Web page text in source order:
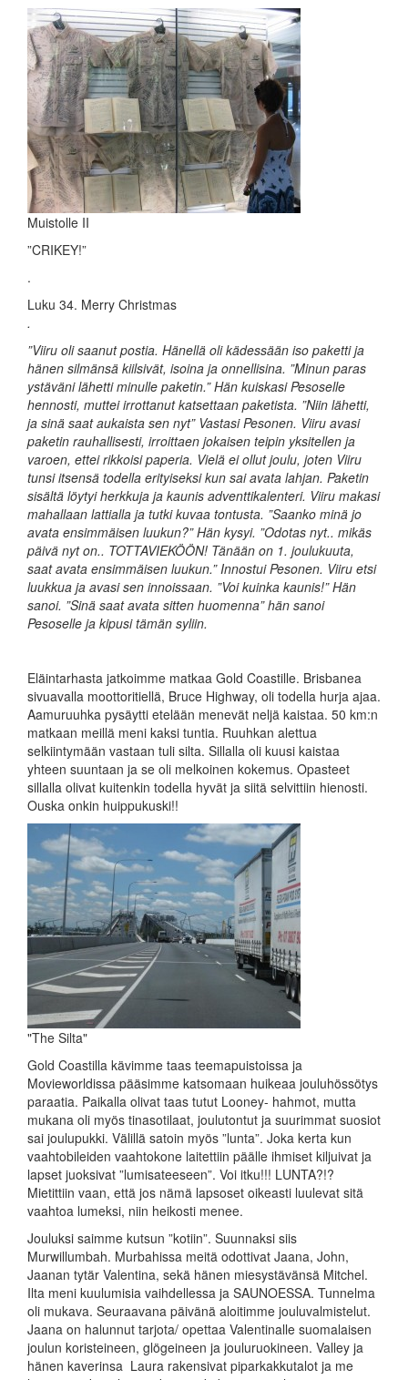
Muistolle II
”CRIKEY!”
.
Luku 34. Merry Christmas
.
”Viiru oli saanut postia. Hänellä oli kädessään iso paketti ja
hänen silmänsä kiilsivät, isoina ja onnellisina. ”Minun paras
ystäväni lähetti minulle paketin.” Hän kuiskasi Pesoselle
hennosti, muttei irrottanut katsettaan paketista. ”Niin lähetti,
ja sinä saat aukaista sen nyt” Vastasi Pesonen. Viiru avasi
paketin rauhallisesti, irroittaen jokaisen teipin yksitellen ja
varoen, ettei rikkoisi paperia. Vielä ei ollut joulu, joten Viiru
tunsi itsensä todella erityiseksi kun sai avata lahjan. Paketin
sisältä löytyi herkkuja ja kaunis adventtikalenteri. Viiru makasi
mahallaan lattialla ja tutki kuvaa tontusta. ”Saanko minä jo
avata ensimmäisen luukun?” Hän kysyi. ”Odotas nyt.. mikäs
päivä nyt on.. TOTTAVIEKÖÖN! Tänään on 1. joulukuuta,
saat avata ensimmäisen luukun.” Innostui Pesonen. Viiru etsi
luukkua ja avasi sen innoissaan. ”Voi kuinka kaunis!” Hän
sanoi. ”Sinä saat avata sitten huomenna” hän sanoi
Pesoselle ja kipusi tämän syliin.
Eläintarhasta jatkoimme matkaa Gold Coastille. Brisbanea
sivuavalla moottoritiellä, Bruce Highway, oli todella hurja ajaa.
Aamuruuhka pysäytti etelään menevät neljä kaistaa. 50 km:n
matkaan meillä meni kaksi tuntia. Ruuhkan alettua
selkiintymään vastaan tuli silta. Sillalla oli kuusi kaistaa
yhteen suuntaan ja se oli melkoinen kokemus. Opasteet
sillalla olivat kuitenkin todella hyvät ja siitä selvittiin hienosti.
Ouska onkin huippukuski!!
"The Silta"
Gold Coastilla kävimme taas teemapuistoissa ja
Movieworldissa pääsimme katsomaan huikeaa jouluhössötys
paraatia. Paikalla olivat taas tutut Looney- hahmot, mutta
mukana oli myös tinasotilaat, joulutontut ja suurimmat suosiot
sai joulupukki. Välillä satoin myös ”lunta”. Joka kerta kun
vaahtobileiden vaahtokone laitettiin päälle ihmiset kiljuivat ja
lapset juoksivat ”lumisateeseen”. Voi itku!!! LUNTA?!?
Mietittiin vaan, että jos nämä lapsoset oikeasti luulevat sitä
vaahtoa lumeksi, niin heikosti menee.
Jouluksi saimme kutsun ”kotiin”. Suunnaksi siis
Murwillumbah. Murbahissa meitä odottivat Jaana, John,
Jaanan tytär Valentina, sekä hänen miesystävänsä Mitchel.
Ilta meni kuulumisia vaihdellessa ja SAUNOESSA. Tunnelma
oli mukava. Seuraavana päivänä aloitimme jouluvalmistelut.
Jaana on halunnut tarjota/ opettaa Valentinalle suomalaisen
joulun koristeineen, glögeineen ja jouluruokineen. Valley ja
hänen kaverinsa Laura rakensivat piparkakkutalot ja me